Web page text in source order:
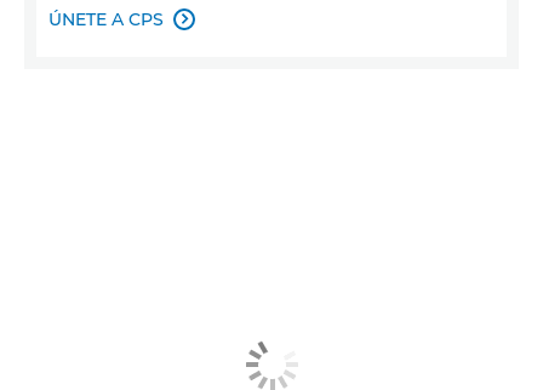
ÚNETE A CPS 